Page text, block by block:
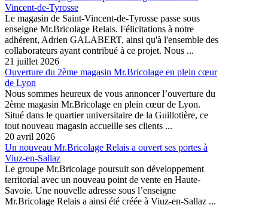
Vincent-de-Tyrosse
Le magasin de Saint-Vincent-de-Tyrosse passe sous
enseigne Mr.Bricolage Relais. Félicitations à notre
adhérent, Adrien GALABERT, ainsi qu'à l'ensemble des
collaborateurs ayant contribué à ce projet. Nous ...
21 juillet 2026
Ouverture du 2ème magasin Mr.Bricolage en plein cœur
de Lyon
Nous sommes heureux de vous annoncer l’ouverture du
2ème magasin Mr.Bricolage en plein cœur de Lyon.
Situé dans le quartier universitaire de la Guillotière, ce
tout nouveau magasin accueille ses clients ...
20 avril 2026
Un nouveau Mr.Bricolage Relais a ouvert ses portes à
Viuz-en-Sallaz
Le groupe Mr.Bricolage poursuit son développement
territorial avec un nouveau point de vente en Haute-
Savoie. Une nouvelle adresse sous l’enseigne
Mr.Bricolage Relais a ainsi été créée à Viuz-en-Sallaz ...